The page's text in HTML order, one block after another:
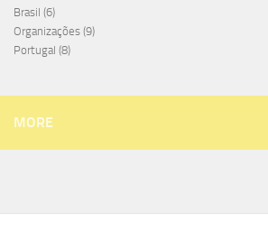
Brasil (6)
Organizações (9)
Portugal (8)
MORE